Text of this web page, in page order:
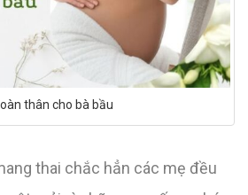
thân cho bà bầu
thai chắc hẳn các mẹ đều